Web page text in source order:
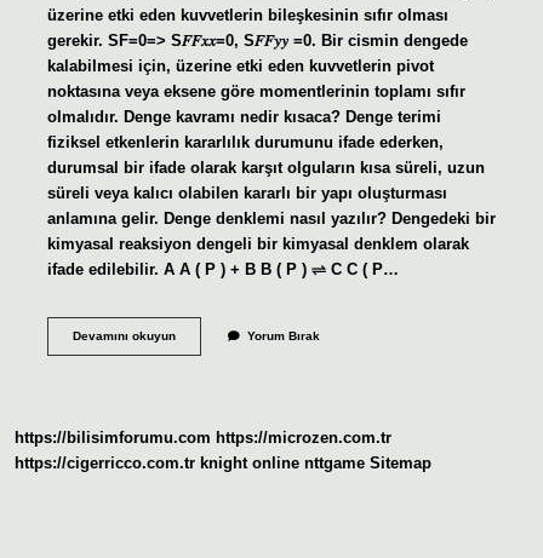
üzerine etki eden kuvvetlerin bileşkesinin sıfır olması
gerekir. SF=0=> S𝐹𝐹𝑥𝑥=0, S𝐹𝐹𝑦𝑦 =0. Bir cismin dengede
kalabilmesi için, üzerine etki eden kuvvetlerin pivot
noktasına veya eksene göre momentlerinin toplamı sıfır
olmalıdır. Denge kavramı nedir kısaca? Denge terimi
fiziksel etkenlerin kararlılık durumunu ifade ederken,
durumsal bir ifade olarak karşıt olguların kısa süreli, uzun
süreli veya kalıcı olabilen kararlı bir yapı oluşturması
anlamına gelir. Denge denklemi nasıl yazılır? Dengedeki bir
kimyasal reaksiyon dengeli bir kimyasal denklem olarak
ifade edilebilir. A A ( P ) + B B ( P ) ⇌ C C ( P…
Devamını okuyunDenge
Yorum Bırak
https://bilisimforumu.com https://microzen.com.tr
https://cigerricco.com.tr knight online nttgame Sitemap